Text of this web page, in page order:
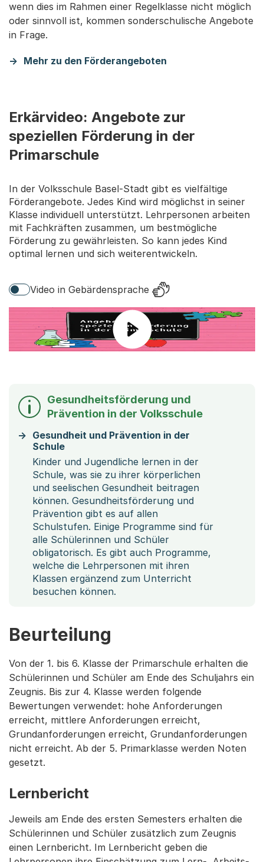
wenn dies im Rahmen einer Regelklasse nicht möglich
oder sinnvoll ist, kommen sonderschulische Angebote
in Frage.
Mehr zu den Förderangeboten
Erkärvideo: Angebote zur
speziellen Förderung in der
Primarschule
In der Volksschule Basel-Stadt gibt es vielfältige
Förderangebote. Jedes Kind wird möglichst in seiner
Klasse individuell unterstützt. Lehrpersonen arbeiten
mit Fachkräften zusammen, um bestmögliche
Förderung zu gewährleisten. So kann jedes Kind
optimal lernen und sich weiterentwickeln.
Video in Gebärdensprache
Gesundheitsförderung und
Prävention in der Volksschule
Gesundheit und Prävention in der
Schule
Kinder und Jugendliche lernen in der
Schule, was sie zu ihrer körperlichen
und seelischen Gesundheit beitragen
können. Gesundheitsförderung und
Prävention gibt es auf allen
Schulstufen. Einige Programme sind für
alle Schülerinnen und Schüler
obligatorisch. Es gibt auch Programme,
welche die Lehrpersonen mit ihren
Klassen ergänzend zum Unterricht
besuchen können.
Beurteilung
Von der 1. bis 6. Klasse der Primarschule erhalten die
Schülerinnen und Schüler am Ende des Schuljahrs ein
Zeugnis. Bis zur 4. Klasse werden folgende
Bewertungen verwendet: hohe Anforderungen
erreicht, mittlere Anforderungen erreicht,
Grundanforderungen erreicht, Grundanforderungen
nicht erreicht. Ab der 5. Primarklasse werden Noten
gesetzt.
Lernbericht
Jeweils am Ende des ersten Semesters erhalten die
Schülerinnen und Schüler zusätzlich zum Zeugnis
einen Lernbericht. Im Lernbericht geben die